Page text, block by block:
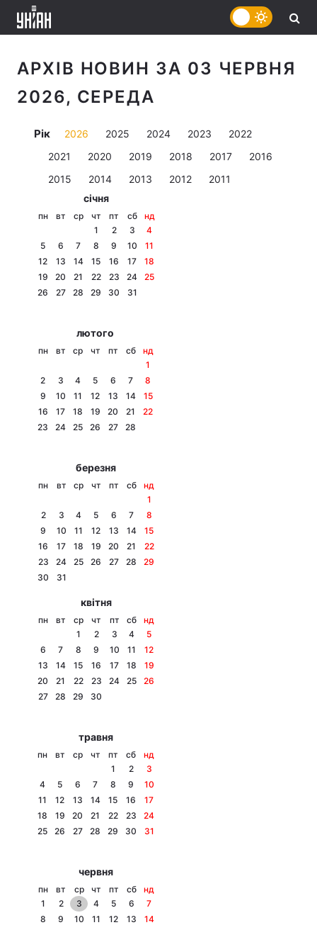
Головна
Економіка
Спорт
Техно і зв'язок
Цікавинки
АРХІВ НОВИН ЗА 03 ЧЕРВНЯ
2026, СЕРЕДА
Рік 2026 2025 2024 2023
2022
2021
2020 2019 2018 2017
2016
2015
2014 2013 2012
2011
січня
пн вт ср чт пт сб
нд
1
2 3
4
5
6 7 8 9 10
11
12
13 14 15 16 17
18
19
20 21 22 23 24
25
26
27 28 29 30 31
лютого
пн вт ср чт пт сб
нд
1
2
3 4 5 6 7
8
9
10 11 12 13 14
15
16
17 18 19 20 21
22
23
24 25 26 27 28
березня
пн вт ср чт пт сб
нд
1
2
3 4 5 6 7
8
9
10 11 12 13 14
15
16
17 18 19 20 21
22
23
24 25 26 27 28
29
30
31
квітня
пн вт ср чт пт сб
нд
1
2 3 4
5
6
7 8 9 10 11
12
13
14 15 16 17 18
19
20
21 22 23 24 25
26
27
28 29 30
травня
пн вт ср чт пт сб
нд
1
2
3
4
5 6 7 8 9
10
11
12 13 14 15 16
17
18
19 20 21 22 23
24
25
26 27 28 29 30 31
червня
пн вт ср чт пт сб
нд
1
2 3 4 5 6
7
8
9 10 11 12 13
14